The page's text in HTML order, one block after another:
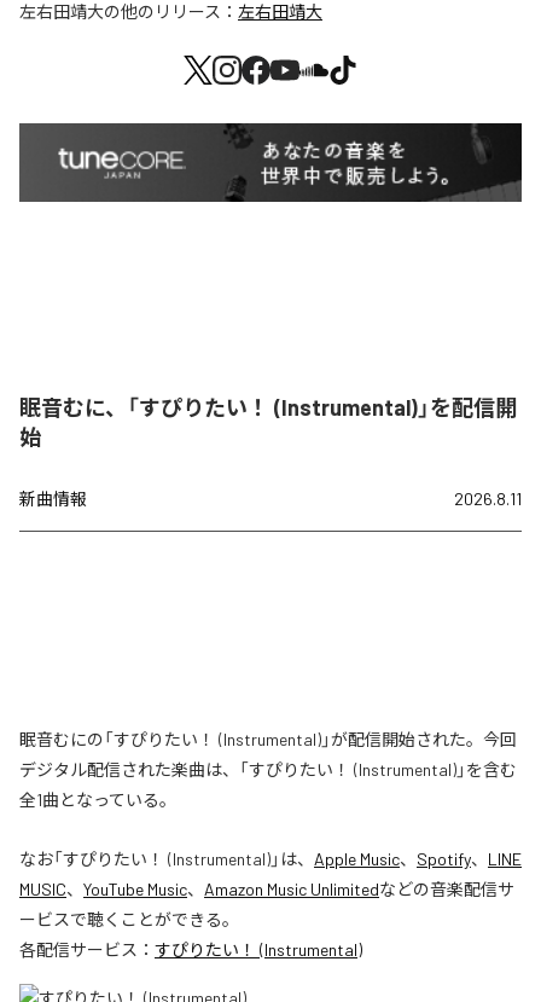
左右田靖大の他のリリース： 左右田靖大
眠音むに、「すぴりたい！ (Instrumental)」を配信開
始
新曲情報 2026.8.11
眠音むにの「すぴりたい！ (Instrumental)」が配信開始された。今回
デジタル配信された楽曲は、「すぴりたい！ (Instrumental)」を含む
全1曲となっている。
なお「すぴりたい！ (Instrumental)」は、 Apple Music、 Spotify、 LINE
MUSIC、 YouTube Music、 Amazon Music Unlimitedなどの音楽配信サ
ービスで聴くことができる。
各配信サービス： すぴりたい！ (Instrumental)